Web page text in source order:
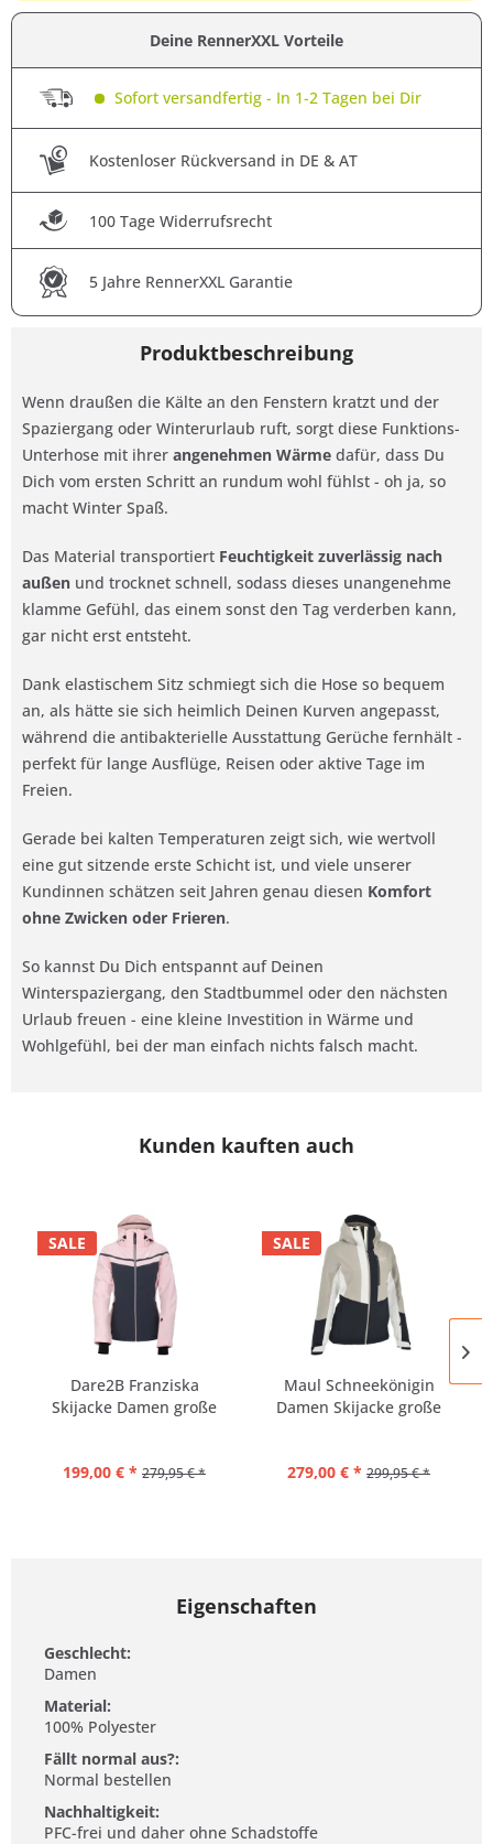
Deine RennerXXL Vorteile
Sofort versandfertig - In 1-2 Tagen bei Dir
Kostenloser Rückversand in DE & AT
100 Tage Widerrufsrecht
5 Jahre RennerXXL Garantie
Produktbeschreibung
Wenn draußen die Kälte an den Fenstern kratzt und der
Spaziergang oder Winterurlaub ruft, sorgt diese Funktions-
Unterhose mit ihrer angenehmen Wärme dafür, dass Du
Dich vom ersten Schritt an rundum wohl fühlst - oh ja, so
macht Winter Spaß.
Das Material transportiert Feuchtigkeit zuverlässig nach
außen und trocknet schnell, sodass dieses unangenehme
klamme Gefühl, das einem sonst den Tag verderben kann,
gar nicht erst entsteht.
Dank elastischem Sitz schmiegt sich die Hose so bequem
an, als hätte sie sich heimlich Deinen Kurven angepasst,
während die antibakterielle Ausstattung Gerüche fernhält -
perfekt für lange Ausflüge, Reisen oder aktive Tage im
Freien.
Gerade bei kalten Temperaturen zeigt sich, wie wertvoll
eine gut sitzende erste Schicht ist, und viele unserer
Kundinnen schätzen seit Jahren genau diesen Komfort
ohne Zwicken oder Frieren.
So kannst Du Dich entspannt auf Deinen
Winterspaziergang, den Stadtbummel oder den nächsten
Urlaub freuen - eine kleine Investition in Wärme und
Wohlgefühl, bei der man einfach nichts falsch macht.
Kunden kauften auch
SALE
Dare2B Franziska
Skijacke Damen große
199,00 € * 279,95 € *
SALE
Maul Schneekönigin
Damen Skijacke große
279,00 € * 299,95 € *
Eigenschaften
Geschlecht:
Damen
Material:
100% Polyester
Fällt normal aus?:
Normal bestellen
Nachhaltigkeit:
PFC-frei und daher ohne Schadstoffe